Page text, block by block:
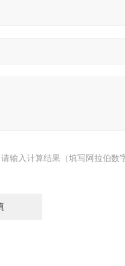
请输入计算结果（填写阿拉伯数